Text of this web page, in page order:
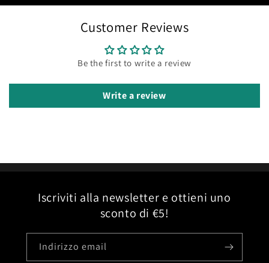
Customer Reviews
Be the first to write a review
Write a review
Iscriviti alla newsletter e ottieni uno
sconto di €5!
Indirizzo email